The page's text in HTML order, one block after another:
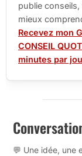
publie
mieux
Recevez mon
CONSEIL
minutes par
💬 Une idée, une